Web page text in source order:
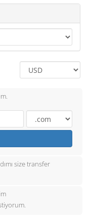
size transfer